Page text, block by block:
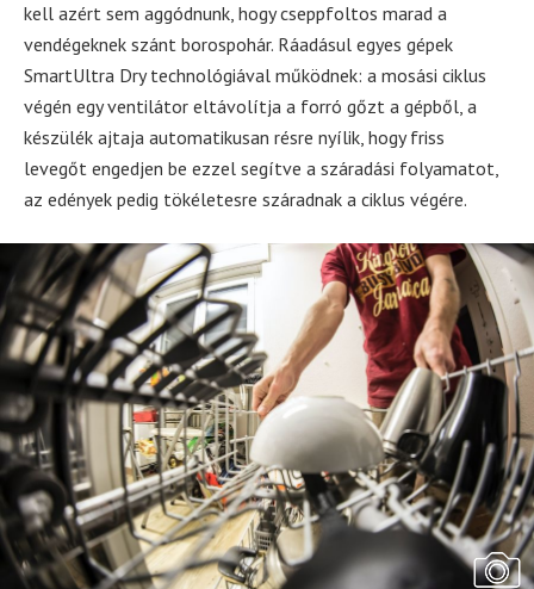
kell azért sem aggódnunk, hogy cseppfoltos marad a
vendégeknek szánt borospohár. Ráadásul egyes gépek
SmartUltra Dry technológiával működnek: a mosási ciklus
végén egy ventilátor eltávolítja a forró gőzt a gépből, a
készülék ajtaja automatikusan résre nyílik, hogy friss
levegőt engedjen be ezzel segítve a száradási folyamatot,
az edények pedig tökéletesre száradnak a ciklus végére.